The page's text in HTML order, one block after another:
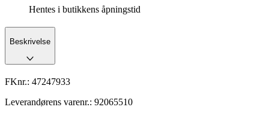
Hentes i butikkens åpningstid
Beskrivelse
FKnr.: 47247933
Leverandørens varenr.: 92065510